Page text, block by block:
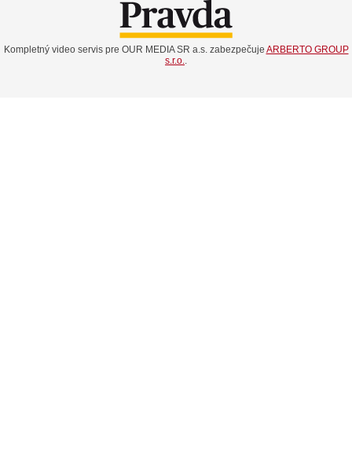
Kompletný video servis pre OUR MEDIA SR a.s. zabezpečuje ARBERTO GROUP
s.r.o..